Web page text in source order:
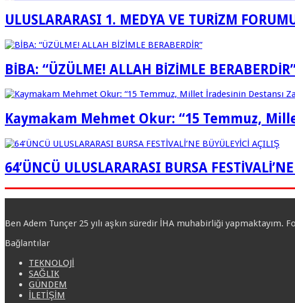
ULUSLARARASI 1. MEDYA VE TURİZM
BİBA: “ÜZÜLME! ALLAH BİZİMLE
Kaymakam Mehmet Okur: “15 Temmuz,
64’ÜNCÜ ULUSLARARASI BURSA
Ben Adem Tunçer 25 yılı aşkın süredir İHA muhabirliği
Bağlantılar
TEKNOLOJİ
SAĞLIK
GÜNDEM
İLETİŞİM